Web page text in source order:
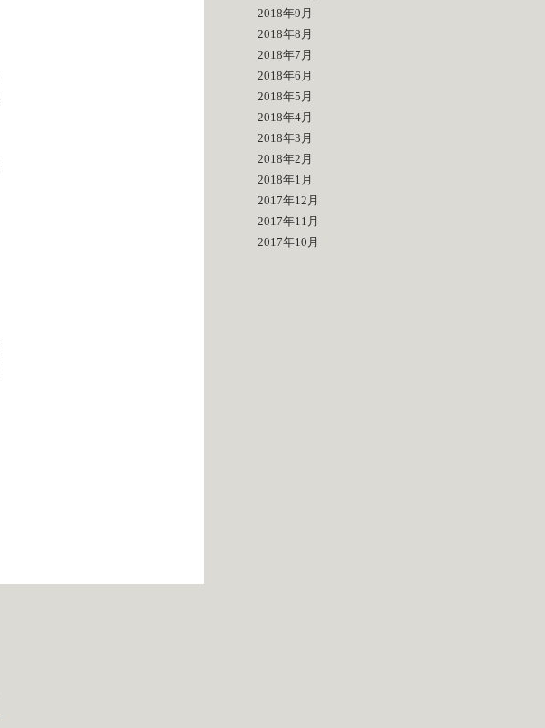
2018年9月
2018年8月
2018年7月
2018年6月
2018年5月
2018年4月
2018年3月
2018年2月
2018年1月
2017年12月
2017年11月
2017年10月